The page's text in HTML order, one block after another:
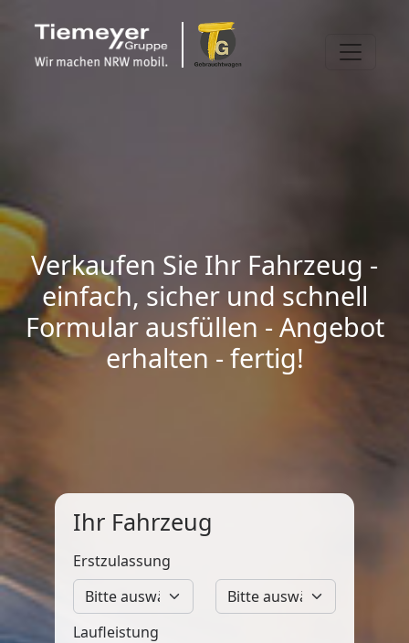
Verkaufen Sie Ihr Fahrzeug -
einfach, sicher und schnell
Formular ausfüllen - Angebot
erhalten - fertig!
Ihr Fahrzeug
Erstzulassung
Laufleistung